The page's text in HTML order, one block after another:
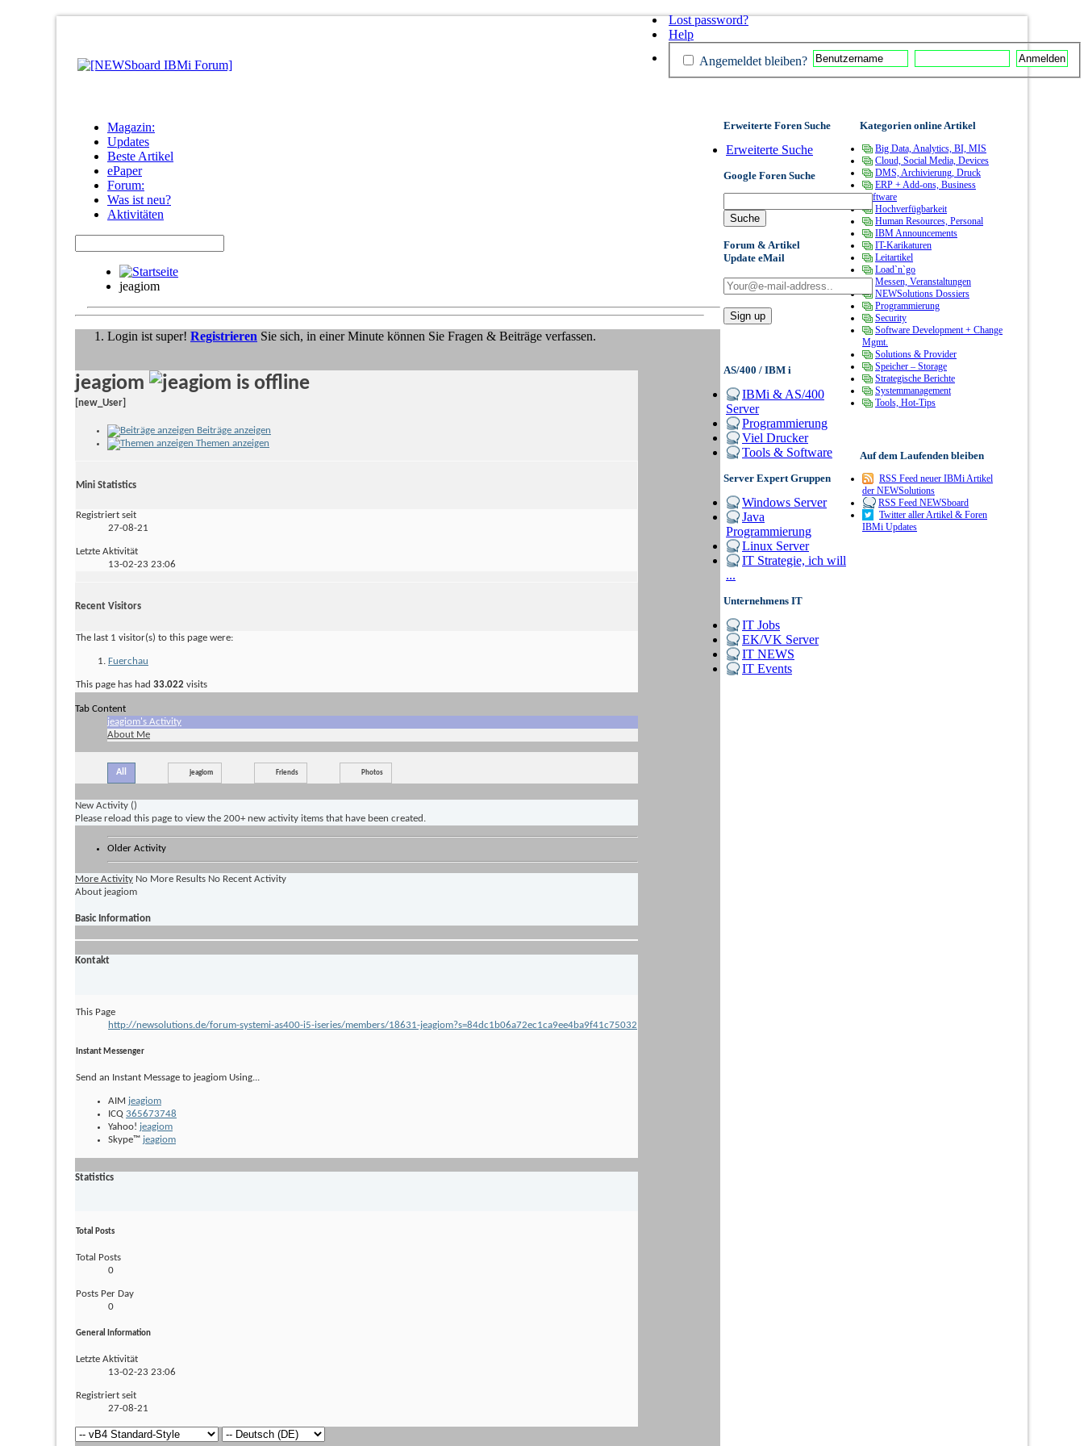
Magazin:
Updates
Beste Artikel
ePaper
Forum:
Was ist neu?
Aktivitäten
jeagiom
Lost password?
Help
Angemeldet bleiben?
Login ist super! Registrieren Sie sich, in einer Minute können Sie Fragen & Beiträge verfassen.
jeagiom
[new_User]
Beiträge anzeigen
Themen anzeigen
Mini Statistics
Registriert seit
27-08-21
Letzte Aktivität
13-02-23 23:06
Recent Visitors
The last 1 visitor(s) to this page were:
Fuerchau
This page has had 33.022 visits
Tab Content
jeagiom's Activity
About Me
All jeagiom Friends Photos
New Activity ()
Please reload this page to view the 200+ new activity items that have been created.
Older Activity
More Activity No More Results No Recent Activity
About jeagiom
Basic Information
Kontakt
This Page
http://newsolutions.de/forum-systemi-as400-i5-iseries/members/18631-jeagiom?s=84dc1b06a72ec1ca9ee4ba9f41c75032
Instant Messenger
Send an Instant Message to jeagiom Using...
AIM jeagiom
ICQ 365673748
Yahoo! jeagiom
Skype™ jeagiom
Statistics
Total Posts
Total Posts
0
Posts Per Day
0
General Information
Letzte Aktivität
13-02-23 23:06
Registriert seit
27-08-21
Erweiterte Foren Suche
Erweiterte Suche
Google Foren Suche
Forum & Artikel
Update eMail
AS/400 / IBM i
IBMi & AS/400
Server
Programmierung
Viel Drucker
Tools & Software
Server Expert Gruppen
Windows Server
Java
Programmierung
Linux Server
IT Strategie, ich will
...
Unternehmens IT
IT Jobs
EK/VK Server
IT NEWS
IT Events
Kategorien online Artikel
Big Data, Analytics, BI, MIS
Cloud, Social Media, Devices
DMS, Archivierung, Druck
ERP + Add-ons, Business
Software
Hochverfügbarkeit
Human Resources, Personal
IBM Announcements
IT-Karikaturen
Leitartikel
Load`n`go
Messen, Veranstaltungen
NEWSolutions Dossiers
Programmierung
Security
Software Development + Change
Mgmt.
Solutions & Provider
Speicher – Storage
Strategische Berichte
Systemmanagement
Tools, Hot-Tips
Auf dem Laufenden bleiben
RSS Feed neuer IBMi Artikel
der NEWSolutions
RSS Feed NEWSboard
Twitter aller Artikel & Foren
IBMi Updates